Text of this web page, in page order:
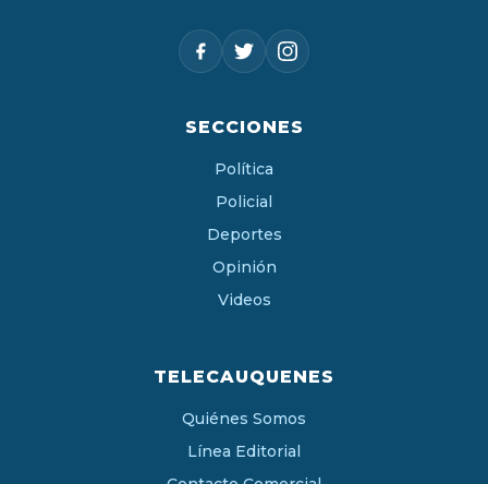
SECCIONES
Política
Policial
Deportes
Opinión
Videos
TELECAUQUENES
Quiénes Somos
Línea Editorial